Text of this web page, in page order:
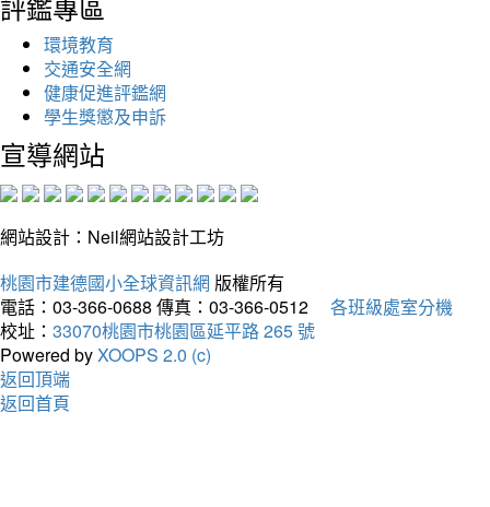
環境教育
交通安全網
健康促進評鑑網
學生獎懲及申訴
宣導網站
網站設計：Neil網站設計工坊
桃園市建德國小全球資訊網 版權所有
電話：03-366-0688 傳真：03-366-0512
各班級處室分機
校址： 33070桃園市桃園區延平路 265 號
Powered byXOOPS 2.0 (c)
返回頂端
返回首頁